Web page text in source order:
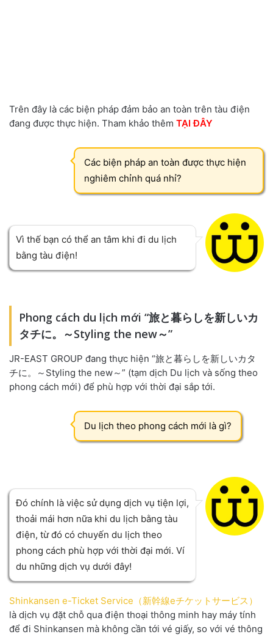
Trên đây là các biện pháp đảm bảo an toàn trên tàu điện
đang được thực hiện. Tham khảo thêm TẠI ĐÂY
Các biện pháp an toàn được thực hiện
nghiêm chỉnh quá nhỉ?
Vì thế bạn có thể an tâm khi đi du lịch
bằng tàu điện!
Phong cách du lịch mới “旅と暮らしを新しいカ
タチに。～Styling the new～”
JR-EAST GROUP đang thực hiện “旅と暮らしを新しいカタ
チに。～Styling the new～” (tạm dịch Du lịch và sống theo
phong cách mới) để phù hợp với thời đại sắp tới.
Du lịch theo phong cách mới là gì?
Đó chính là việc sử dụng dịch vụ tiện lợi,
thoải mái hơn nữa khi du lịch bằng tàu
điện, từ đó có chuyến du lịch theo
phong cách phù hợp với thời đại mới. Ví
du những dịch vụ dưới đây!
Shinkansen e-Ticket Service（新幹線eチケットサービス）
là dịch vụ đặt chỗ qua điện thoại thông minh hay máy tính
để đi Shinkansen mà không cần tới vé giấy, so với vé thông